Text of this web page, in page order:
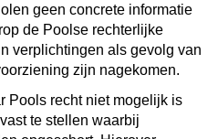
geen concrete informatie
de Poolse rechterlijke
verplichtingen als gevolg van
zijn nagekomen.
Pools recht niet mogelijk is
te stellen waarbij